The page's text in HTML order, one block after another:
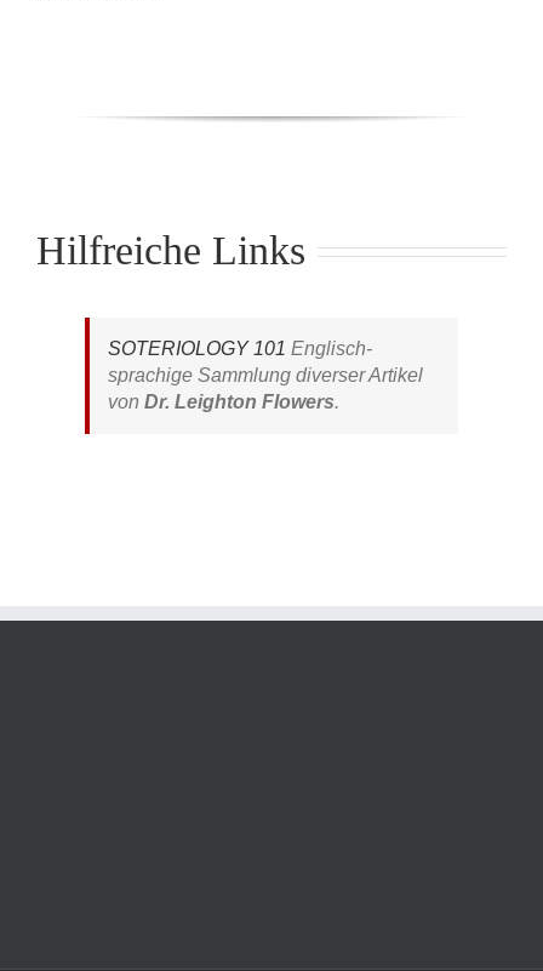
Hilfreiche Links
SOTERIOLOGY 101 Englisch-
sprachige Sammlung diverser Artikel
von Dr. Leighton Flowers.